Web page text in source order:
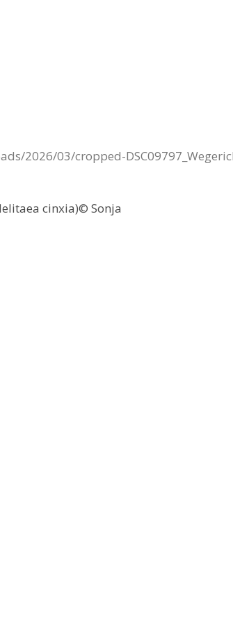
2026/03/cropped-
cinxia)© Sonja